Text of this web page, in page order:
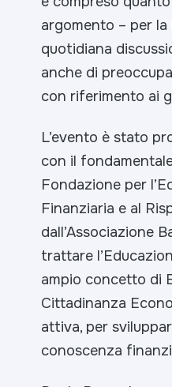
argomento – per
quotidiana
anche di
con riferimento ai
L’evento è stato
con il
Fondazione per
Finanziaria e al
dall’Associazione
trattare
ampio concetto di
Cittadinanza
attiva, per
conoscenza